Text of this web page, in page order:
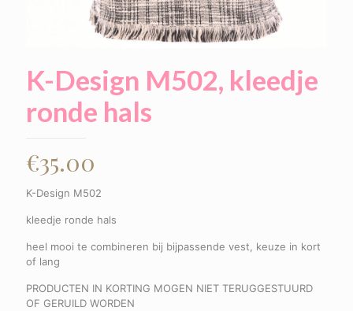
K-Design M502, kleedje
ronde hals
€35.00
K-Design M502
kleedje ronde hals
heel mooi te combineren bij bijpassende vest, keuze in kort
of lang
PRODUCTEN IN KORTING MOGEN NIET TERUGGESTUURD
OF GERUILD WORDEN